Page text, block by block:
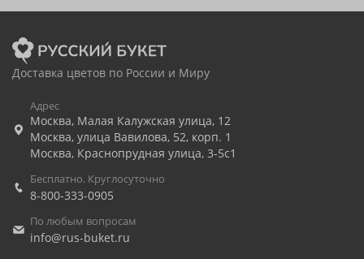
Доставка цветов по России и Миру
Адрес
Москва, Малая Калужская улица, 12
Москва, улица Вавилова, 52, корп. 1
Москва, Краснопрудная улица, 3-5с1
Бесплатно. Круглосуточно
8-800-333-0905
По любым вопросам
info@rus-buket.ru